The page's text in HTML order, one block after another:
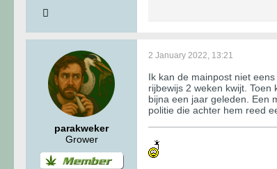
parakweker
Grower
2 January 2022, 13:21
Ik kan de mainpost niet
rijbewijs 2 weken kwijt.
bijna een jaar geleden. Een
politie die achter hem reed